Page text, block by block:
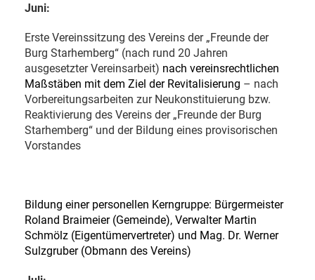
Juni:
Erste Vereinssitzung des Vereins der „Freunde der
Burg Starhemberg“ (nach rund 20 Jahren
ausgesetzter Vereinsarbeit) nach vereinsrechtlichen
Maßstäben mit dem Ziel der Revitalisierung – nach
Vorbereitungsarbeiten zur Neukonstituierung bzw.
Reaktivierung des Vereins der „Freunde der Burg
Starhemberg“ und der Bildung eines provisorischen
Vorstandes
Bildung einer personellen Kerngruppe: Bürgermeister
Roland Braimeier (Gemeinde), Verwalter Martin
Schmölz (Eigentümervertreter) und Mag. Dr. Werner
Sulzgruber (Obmann des Vereins)